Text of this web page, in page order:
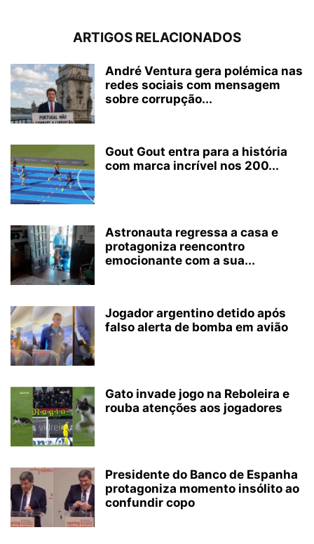
ARTIGOS RELACIONADOS
André Ventura gera polémica nas
redes sociais com mensagem
sobre corrupção...
Gout Gout entra para a história
com marca incrível nos 200...
Astronauta regressa a casa e
protagoniza reencontro
emocionante com a sua...
Jogador argentino detido após
falso alerta de bomba em avião
Gato invade jogo na Reboleira e
rouba atenções aos jogadores
Presidente do Banco de Espanha
protagoniza momento insólito ao
confundir copo